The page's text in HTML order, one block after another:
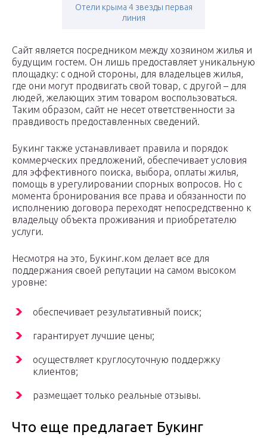
Отели крыма 4 звезды первая
линия
Сайт является посредником между хозяином жилья и
будущим гостем. Он лишь предоставляет уникальную
площадку: с одной стороны, для владельцев жилья,
где они могут продвигать свой товар, с другой – для
людей, желающих этим товаром воспользоваться.
Таким образом, сайт не несет ответственности за
правдивость предоставленных сведений.
Букинг также устанавливает правила и порядок
коммерческих предложений, обеспечивает условия
для эффективного поиска, выбора, оплаты жилья,
помощь в урегулировании спорных вопросов. Но с
момента бронирования все права и обязанности по
исполнению договора переходят непосредственно к
владельцу объекта проживания и приобретателю
услуги.
Несмотря на это, Букинг.ком делает все для
поддержания своей репутации на самом высоком
уровне:
обеспечивает результативный поиск;
гарантирует лучшие цены;
осуществляет круглосуточную поддержку
клиентов;
размещает только реальные отзывы.
Что еще предлагает Букинг